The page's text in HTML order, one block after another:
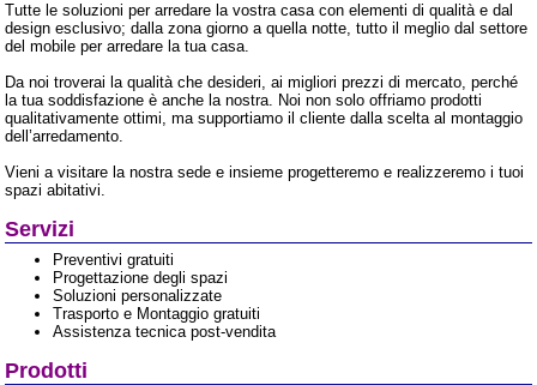
Tutte le soluzioni per arredare la vostra casa con elementi di qualità e dal
design esclusivo; dalla zona giorno a quella notte, tutto il meglio dal settore
del mobile per arredare la tua casa.
Da noi troverai la qualità che desideri, ai migliori prezzi di mercato, perché
la tua soddisfazione è anche la nostra. Noi non solo offriamo prodotti
qualitativamente ottimi, ma supportiamo il cliente dalla scelta al montaggio
dell’arredamento.
Vieni a visitare la nostra sede e insieme progetteremo e realizzeremo i tuoi
spazi abitativi.
Servizi
Preventivi gratuiti
Progettazione degli spazi
Soluzioni personalizzate
Trasporto e Montaggio gratuiti
Assistenza tecnica post-vendita
Prodotti